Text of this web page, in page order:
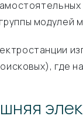
модулей
где